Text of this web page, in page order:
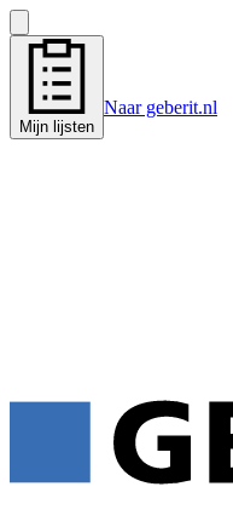
Mijn lijsten
Naar geberit.nl